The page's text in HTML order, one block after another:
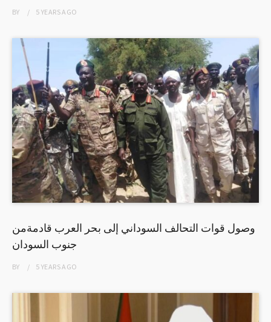
BY 5 YEARSAGO
وصول قوات التحالف السوداني إلى بحر العرب قادمةمن
جنوب السودان
BY 5 YEARSAGO